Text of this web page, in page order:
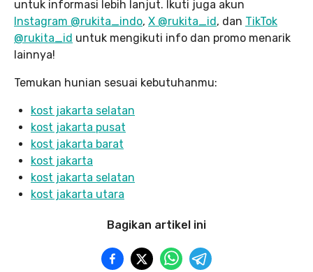
untuk informasi lebih lanjut. Ikuti juga akun
Instagram @rukita_indo, X @rukita_id, dan TikTok
@rukita_id untuk mengikuti info dan promo menarik
lainnya!
Temukan hunian sesuai kebutuhanmu:
kost jakarta selatan
kost jakarta pusat
kost jakarta barat
kost jakarta
kost jakarta selatan
kost jakarta utara
Bagikan artikel ini